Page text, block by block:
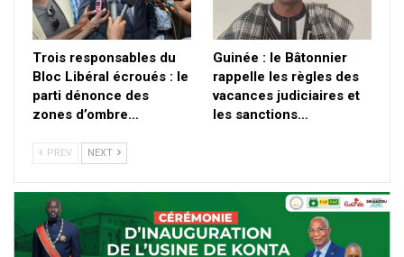
Trois responsables du
Bloc Libéral écroués : le
parti dénonce des
zones d’ombre…
Guinée : le Bâtonnier
rappelle les règles des
vacances judiciaires et
les sanctions…
PREV NEXT